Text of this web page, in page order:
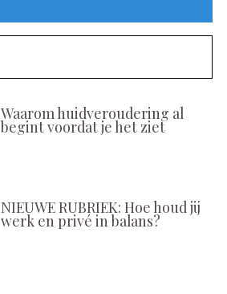
Waarom huidveroudering al
begint voordat je het ziet
NIEUWE RUBRIEK: Hoe houd jij
werk en privé in balans?